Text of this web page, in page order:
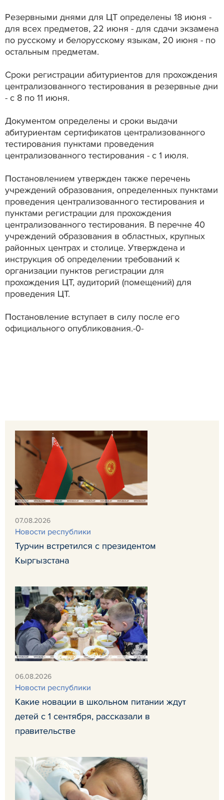
Резервными днями для ЦТ определены 18 июня -
для всех предметов, 22 июня - для сдачи экзамена
по русскому и белорусскому языкам, 20 июня - по
остальным предметам.
Сроки регистрации абитуриентов для прохождения
централизованного тестирования в резервные дни
- с 8 по 11 июня.
Документом определены и сроки выдачи
абитуриентам сертификатов централизованного
тестирования пунктами проведения
централизованного тестирования - с 1 июля.
Постановлением утвержден также перечень
учреждений образования, определенных пунктами
проведения централизованного тестирования и
пунктами регистрации для прохождения
централизованного тестирования. В перечне 40
учреждений образования в областных, крупных
районных центрах и столице. Утверждена и
инструкция об определении требований к
организации пунктов регистрации для
прохождения ЦТ, аудиторий (помещений) для
проведения ЦТ.
Постановление вступает в силу после его
официального опубликования.-0-
07.08.2026
Новости республики
Турчин встретился с президентом
Кыргызстана
06.08.2026
Новости республики
Какие новации в школьном питании ждут
детей с 1 сентября, рассказали в
правительстве